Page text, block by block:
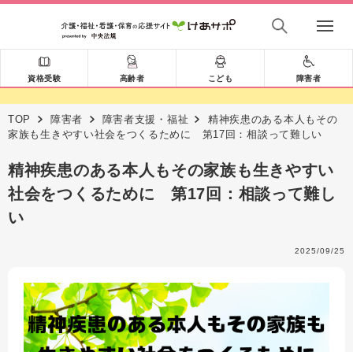
資格受験 高齢者 こども 障害者
TOP 障害者 障害者支援・福祉
精神疾患のある本人もその
家族も生きやすい社会をつくるために 第17回：相談って難しい
精神疾患のある本人もその家族も生きやすい
社会をつくるために 第17回：相談って難し
い
2025/09/25